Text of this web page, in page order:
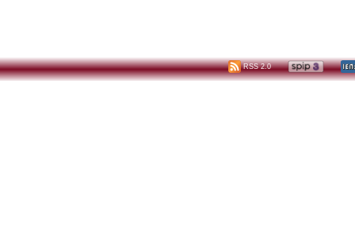
RSS 2.0